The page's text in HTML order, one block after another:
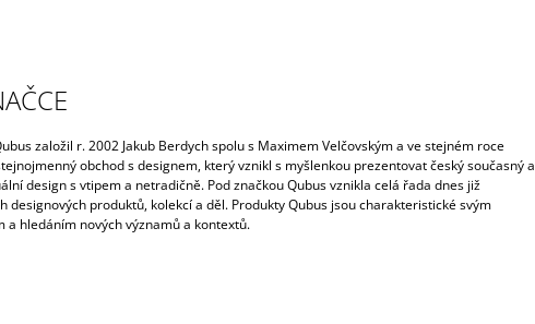
založil r. 2002 Jakub Berdych spolu s Maximem Velčovským a ve stejném roce
obchod s designem, který vznikl s myšlenkou prezentovat český současný a
design s vtipem a netradičně. Pod značkou Qubus vznikla celá řada dnes již
designových produktů, kolekcí a děl. Produkty Qubus jsou charakteristické svým
a hledáním nových významů a kontextů.